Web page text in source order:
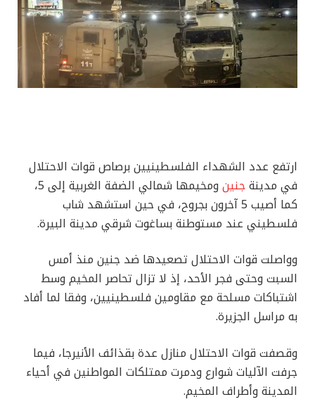
ارتفع عدد الشهداء الفلسطينيين برصاص قوات الاحتلال
في مدينة جنين
ومخيمها شمالي الضفة الغربية إلى 5،
كما أصيب 5 آخرون بجروح، في حين استشهد شاب
فلسطيني عند مستوطنة بساغوت شرقي مدينة البيرة.
وواصلت قوات الاحتلال تصعيدها ضد جنين منذ أمس
السبت وحتى فجر الأحد، إذ لا تزال تحاصر المخيم وسط
اشتباكات مسلحة مع مقاومين فلسطينيين، وفقا لما أفاد
به مراسل الجزيرة.
وقصفت قوات الاحتلال منازل عدة بقذائف الأنيرجا، فيما
جرفت الآليات شوارع ودمرت ممتلكات المواطنين في أحياء
المدينة وأطراف المخيم.